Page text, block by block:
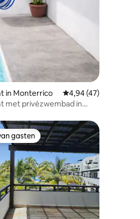
in Monterrico Gemiddelde
4,94 (47)
met privézwembad in
gasten
gasten